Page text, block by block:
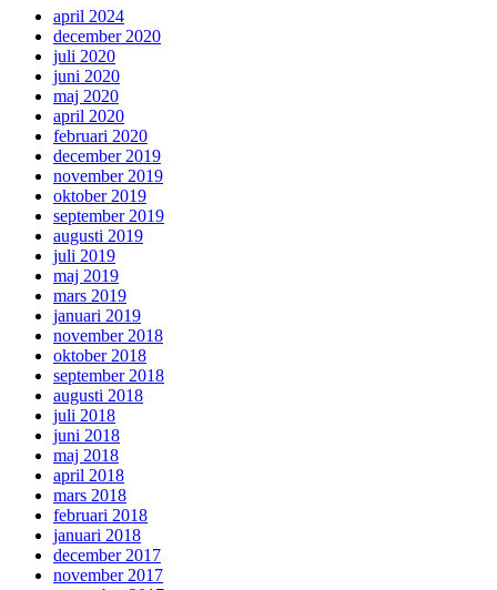
april 2024
december 2020
juli 2020
juni 2020
maj 2020
april 2020
februari 2020
december 2019
november 2019
oktober 2019
september 2019
augusti 2019
juli 2019
maj 2019
mars 2019
januari 2019
november 2018
oktober 2018
september 2018
augusti 2018
juli 2018
juni 2018
maj 2018
april 2018
mars 2018
februari 2018
januari 2018
december 2017
november 2017